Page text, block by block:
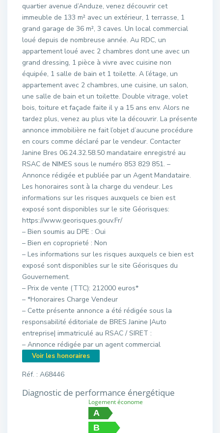
quartier avenue d’Anduze, venez découvrir cet
immeuble de 133 m² avec un extérieur, 1 terrasse, 1
grand garage de 36 m², 3 caves. Un local commercial
loué depuis de nombreuse année. Au RDC, un
appartement loué avec 2 chambres dont une avec un
grand dressing, 1 pièce à vivre avec cuisine non
équipée, 1 salle de bain et 1 toilette. A l’étage, un
appartement avec 2 chambres, une cuisine, un salon,
une salle de bain et un toilette. Double vitrage, volet
bois, toiture et façade faite il y a 15 ans env. Alors ne
tardez plus, venez au plus vite la découvrir. La présente
annonce immobilière ne fait l’objet d’aucune procédure
en cours comme déclaré par le vendeur. Contacter
Janine Bres 06.24.32.58.50 mandataire enregistré au
RSAC de NIMES sous le numéro 853 829 851. –
Annonce rédigée et publiée par un Agent Mandataire.
Les honoraires sont à la charge du vendeur. Les
informations sur les risques auxquels ce bien est
exposé sont disponibles sur le site Géorisques:
https://www.georisques.gouv.Fr/
– Bien soumis au DPE : Oui
– Bien en coproprieté : Non
– Les informations sur les risques auxquels ce bien est
exposé sont disponibles sur le site Géorisques du
Gouvernement.
– Prix de vente (TTC): 212000 euros*
– *Honoraires Charge Vendeur
– Cette présente annonce a été rédigée sous la
responsabilité éditoriale de BRES Janine |Auto
entreprise| immatriculé au RSAC / SIRET :
– Annonce rédigée par un agent commercial
Voir les honoraires
Réf. : A68446
Diagnostic de performance énergétique
Logement économe
A
B